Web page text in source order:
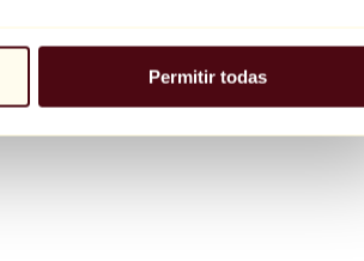
Permitir todas